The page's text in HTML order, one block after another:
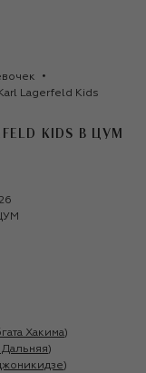
Lagerfeld Kids
KIDS В ЦУМ
Хакима)